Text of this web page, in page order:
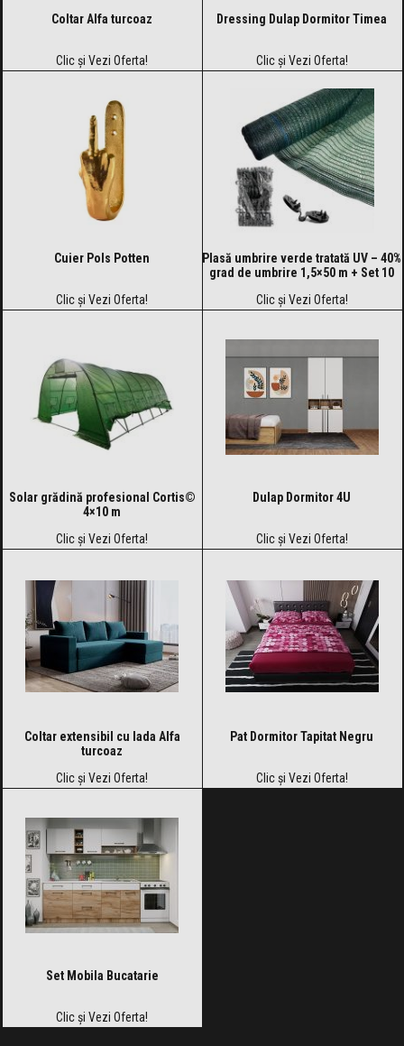
Coltar Alfa turcoaz
Clic și Vezi Oferta!
Dressing Dulap Dormitor Timea
Clic și Vezi Oferta!
Cuier Pols Potten
Clic și Vezi Oferta!
Plasă umbrire verde tratată UV – 40%
grad de umbrire 1,5×50 m + Set 10
Clic și Vezi Oferta!
Solar grădină profesional Cortis©
4×10 m
Clic și Vezi Oferta!
Dulap Dormitor 4U
Clic și Vezi Oferta!
Coltar extensibil cu lada Alfa
turcoaz
Clic și Vezi Oferta!
Pat Dormitor Tapitat Negru
Clic și Vezi Oferta!
Set Mobila Bucatarie
Clic și Vezi Oferta!